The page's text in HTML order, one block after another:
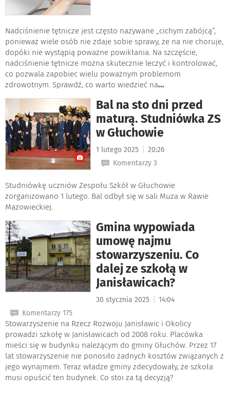
Nadciśnienie tętnicze jest często nazywane „cichym zabójcą”,
ponieważ wiele osób nie zdaje sobie sprawy, że na nie choruje,
dopóki nie wystąpią poważne powikłania. Na szczęście,
nadciśnienie tętnicze można skutecznie leczyć i kontrolować,
co pozwala zapobiec wielu poważnym problemom
zdrowotnym. Sprawdź, co warto wiedzieć na...
Bal na sto dni przed
maturą. Studniówka ZS
w Głuchowie
1 lutego 2025
20:26
Komentarzy 3
Studniówkę uczniów Zespołu Szkół w Głuchowie
zorganizowano 1 lutego. Bal odbył się w sali Muza w Rawie
Mazowieckiej.
Gmina wypowiada
umowę najmu
stowarzyszeniu. Co
dalej ze szkołą w
Janisławicach?
30 stycznia 2025
14:04
Komentarzy 175
Stowarzyszenie na Rzecz Rozwoju Janisławic i Okolicy
prowadzi szkołę w Janisławicach od 2008 roku. Placówka
mieści się w budynku należącym do gminy Głuchów. Przez 17
lat stowarzyszenie nie ponosiło żadnych kosztów związanych z
jego wynajmem. Teraz władze gminy zdecydowały, że szkoła
musi opuścić ten budynek. Co stoi za tą decyzją?